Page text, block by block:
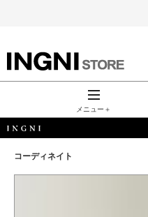
INGNI（イン
グ）公式通
販｜INGNI
STORE
メニュー＋
コーディネイト